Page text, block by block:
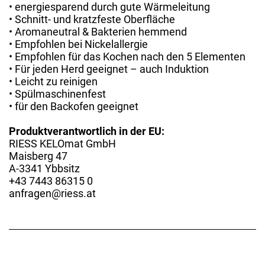
• energiesparend durch gute Wärmeleitung
• Schnitt- und kratzfeste Oberfläche
• Aromaneutral & Bakterien hemmend
• Empfohlen bei Nickelallergie
• Empfohlen für das Kochen nach den 5 Elementen
• Für jeden Herd geeignet – auch Induktion
• Leicht zu reinigen
• Spülmaschinenfest
• für den Backofen geeignet
Produktverantwortlich in der EU:
RIESS KELOmat GmbH
Maisberg 47
A-3341 Ybbsitz
+43 7443 86315 0
anfragen@riess.at